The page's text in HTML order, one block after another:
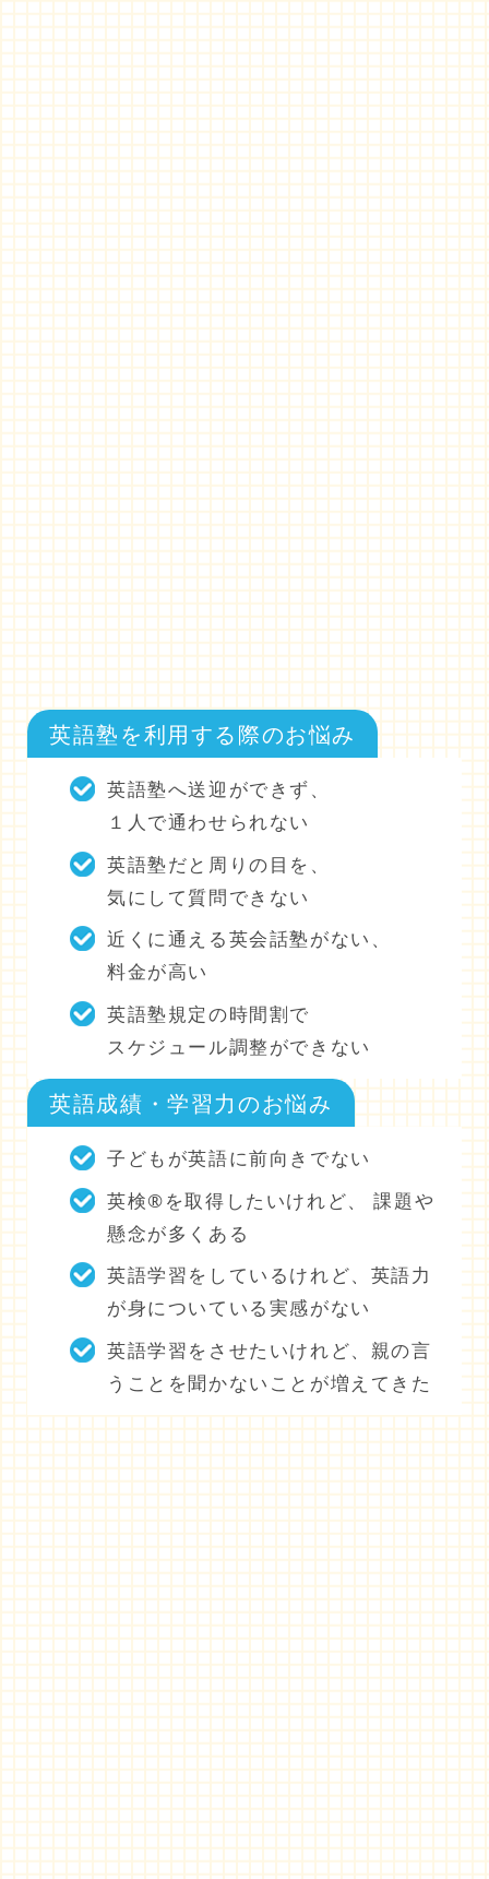
英語塾を利用する際のお悩み
英語塾へ送迎ができず、
１人で通わせられない
英語塾だと周りの目を、
気にして質問できない
近くに通える英会話塾がない、
料金が高い
英語塾規定の時間割で
スケジュール調整ができない
英語成績・学習力のお悩み
子どもが英語に前向きでない
英検®を取得したいけれど、 課題や
懸念が多くある
英語学習をしているけれど、英語力
が身についている実感がない
英語学習をさせたいけれど、親の言
うことを聞かないことが増えてきた